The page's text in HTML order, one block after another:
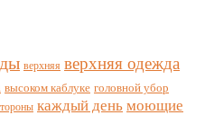
верхняя верхняя одежда
высоком каблуке головной убор
каждый день моющие